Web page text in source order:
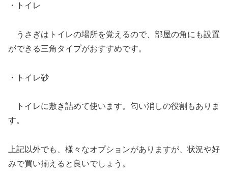
・トイレ
うさぎはトイレの場所を覚えるので、部屋の角にも設置
ができる三角タイプがおすすめです。
・トイレ砂
トイレに敷き詰めて使います。匂い消しの役割もありま
す。
上記以外でも、様々なオプションがありますが、状況や好
みで買い揃えると良いでしょう。